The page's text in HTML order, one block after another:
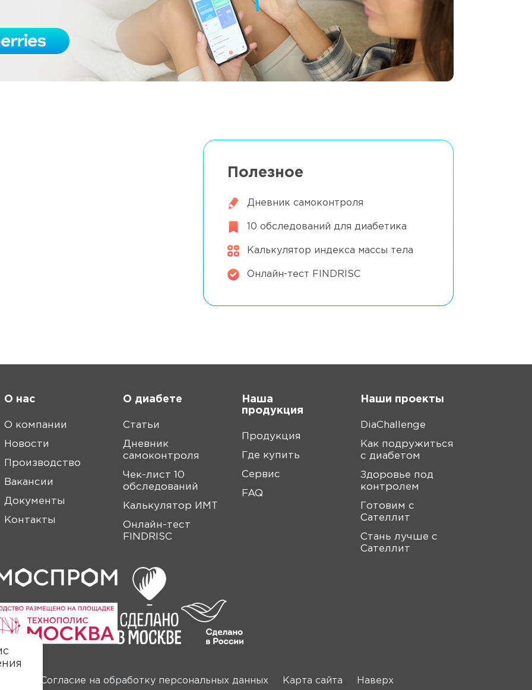
Полезное
Дневник самоконтроля
10 обследований для диабетика
Калькулятор индекса массы тела
Онлайн-тест FINDRISC
О нас
О компании
Новости
Производство
Вакансии
Документы
Контакты
О диабете
Статьи
Дневник
самоконтроля
Чек-лист 10
обследований
Калькулятор ИМТ
Онлайн-тест
FINDRISC
Наша
продукция
Продукция
Где купить
Сервис
FAQ
Наши проекты
DiaChallenge
Как подружиться
с диабетом
Здоровье под
контролем
Готовим с
Сателлит
Стань лучше с
Сателлит
Согласие на обработку персональных данных Карта сайта Наверх